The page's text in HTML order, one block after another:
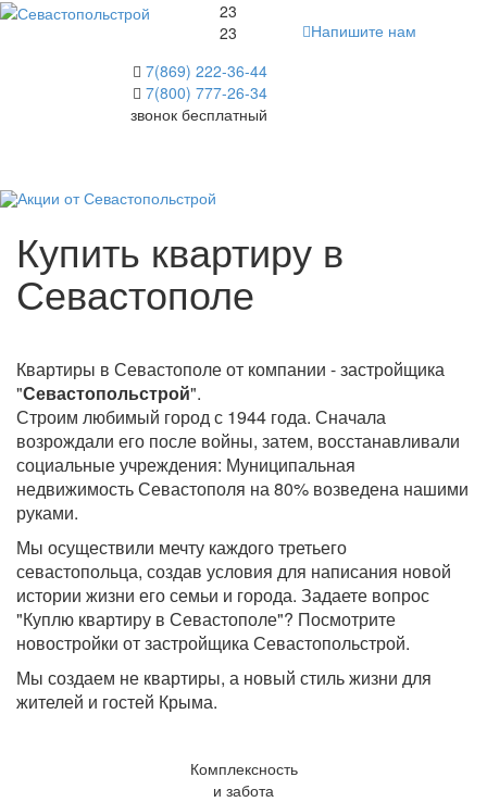
23
23
Напишите нам
7(869) 222-36-44
7(800) 777-26-34
звонок бесплатный
Купить квартиру в
Севастополе
Квартиры в Севастополе от компании - застройщика
"Севастопольстрой".
Строим любимый город с 1944 года. Сначала
возрождали его после войны, затем, восстанавливали
социальные учреждения: Муниципальная
недвижимость Севастополя на 80% возведена нашими
руками.
Мы осуществили мечту каждого третьего
севастопольца, создав условия для написания новой
истории жизни его семьи и города. Задаете вопрос
"Куплю квартиру в Севастополе"? Посмотрите
новостройки от застройщика Севастопольстрой.
Мы создаем не квартиры, а новый стиль жизни для
жителей и гостей Крыма.
Комплексность
и забота